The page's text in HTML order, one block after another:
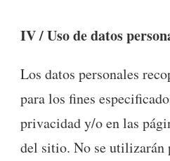
IV / Uso de datos
Los datos personales
para los fines
privacidad y/o en las
del sitio. No se utilizarán